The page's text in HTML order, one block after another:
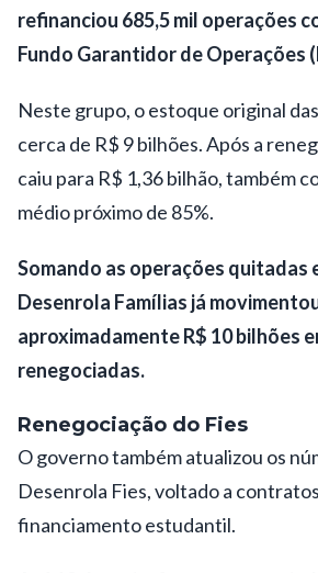
refinanciou 685,5 mil operações
Fundo Garantidor de Operações
Neste grupo, o estoque original
cerca de R$ 9 bilhões. Após a
caiu para R$ 1,36 bilhão, também
médio próximo de 85%.
Somando as operações quitadas
Desenrola Famílias já
aproximadamente R$ 10 bilhões
renegociadas.
Renegociação do Fies
O governo também atualizou os
Desenrola Fies, voltado a
financiamento estudantil.